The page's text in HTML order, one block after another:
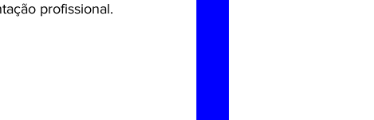
profissional.